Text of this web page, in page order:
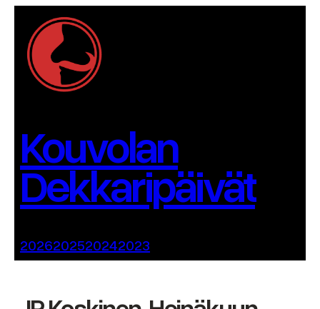
sisältöön
Kouvolan
Dekkaripäivät
2026202520242023